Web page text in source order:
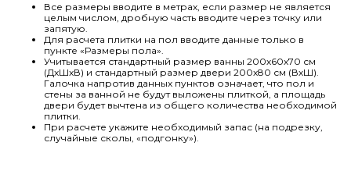
Все размеры вводите в метрах, если размер не является
целым числом, дробную часть вводите через точку или
запятую.
Для расчета плитки на пол вводите данные только в
пункте «Размеры пола».
Учитывается стандартный размер ванны 200х60х70 см
(ДхШхВ) и стандартный размер двери 200х80 см (ВхШ).
Галочка напротив данных пунктов означает, что пол и
стены за ванной не будут выложены плиткой, а площадь
двери будет вычтена из общего количества необходимой
плитки.
При расчете укажите необходимый запас (на подрезку,
случайные сколы, «подгонку»).